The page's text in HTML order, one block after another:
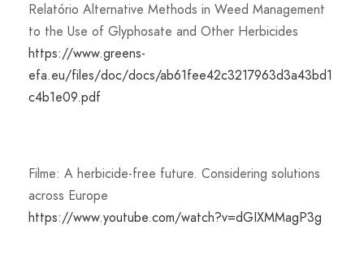
Relatório Alternative Methods in Weed Management
to the Use of Glyphosate and Other Herbicides
https://www.greens-
efa.eu/files/doc/docs/ab61fee42c3217963d3a43bd1
c4b1e09.pdf
Filme: A herbicide-free future. Considering solutions
across Europe
https://www.youtube.com/watch?v=dGIXMMagP3g